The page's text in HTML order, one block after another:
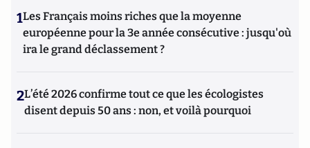
1Les Français moins riches que la moyenne
européenne pour la 3e année consécutive : jusqu'où
ira le grand déclassement ?
2L’été 2026 confirme tout ce que les écologistes
disent depuis 50 ans : non, et voilà pourquoi